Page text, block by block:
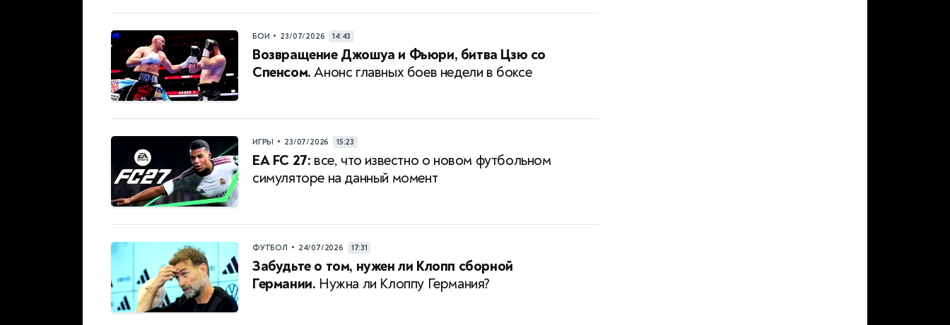
БОИ • 23/07/2026 14:43
Возвращение Джошуа и Фьюри, битва Цзю со
Спенсом. Анонс главных боев недели в боксе
ИГРЫ • 23/07/2026 15:23
EA FC 27: все, что известно о новом футбольном
симуляторе на данный момент
ФУТБОЛ • 24/07/2026 17:31
Забудьте о том, нужен ли Клопп сборной
Германии. Нужна ли Клоппу Германия?